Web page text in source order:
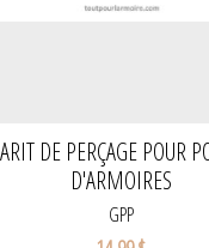
DE PERÇAGE POUR
D'ARMOIRES
GPP